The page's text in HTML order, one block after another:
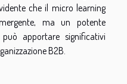
che il micro learning
ma un potente
apportare significativi
B2B.